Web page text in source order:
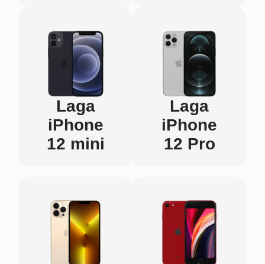
Laga
iPhone
12 mini
Laga
iPhone
12 Pro